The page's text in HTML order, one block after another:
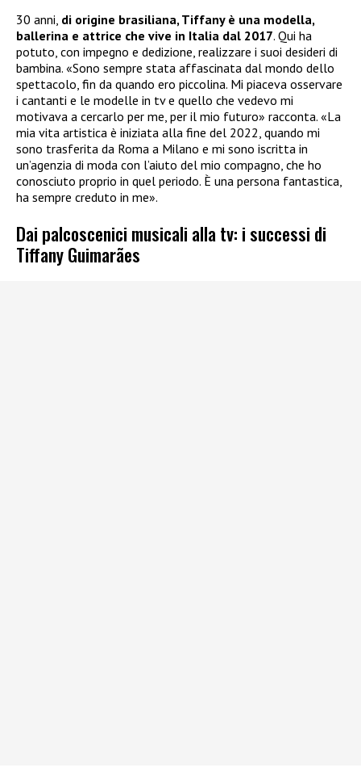
30 anni, di origine brasiliana, Tiffany è una modella,
ballerina e attrice che vive in Italia dal 2017. Qui ha
potuto, con impegno e dedizione, realizzare i suoi desideri di
bambina. «Sono sempre stata affascinata dal mondo dello
spettacolo, fin da quando ero piccolina. Mi piaceva osservare
i cantanti e le modelle in tv e quello che vedevo mi
motivava a cercarlo per me, per il mio futuro» racconta. «La
mia vita artistica è iniziata alla fine del 2022, quando mi
sono trasferita da Roma a Milano e mi sono iscritta in
un’agenzia di moda con l’aiuto del mio compagno, che ho
conosciuto proprio in quel periodo. È una persona fantastica,
ha sempre creduto in me».
Dai palcoscenici musicali alla tv: i successi di
Tiffany Guimarães